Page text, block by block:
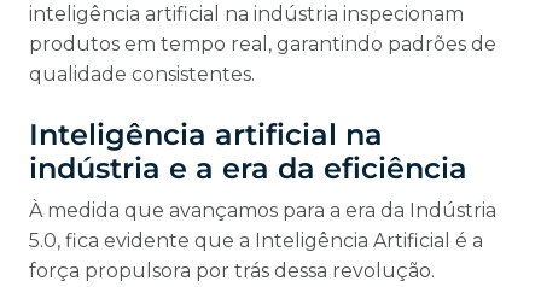
inteligência artificial na indústria inspecionam
produtos em tempo real, garantindo padrões de
qualidade consistentes.
Inteligência artificial na
indústria e a era da eficiência
À medida que avançamos para a era da Indústria
5.0, fica evidente que a Inteligência Artificial é a
força propulsora por trás dessa revolução.